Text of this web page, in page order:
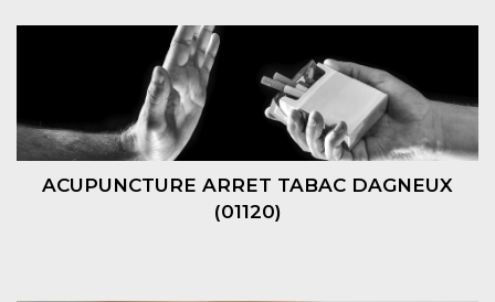
ACUPUNCTURE ARRET TABAC DAGNEUX
(01120)